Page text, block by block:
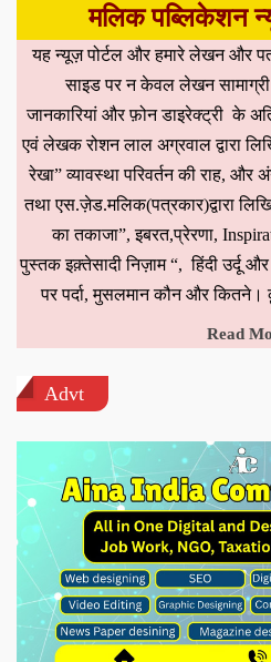
मलिक पब्लिकेशन
यह न्यूज़ पोर्टल और हमारे लेखन और
साइड पर न केवल लेखन
जानकारियां और फ़ोन डाइरेक्ट्री के
एवं लेखक रोशन लाल अग्रवाल द्वारा
रेखा” व्यावस्था परिवर्तन की राह,
तथा एस.ज़ेड.मलिक(पत्रकार)द्वारा
का तकाजा”, इबरत,प्रेरणा,
पुस्तक इक़्तेसादी निज़ाम “, हिंदी उर्दू
पर पर्दा, मुसलमान कौन और कितने।
Read
Advt